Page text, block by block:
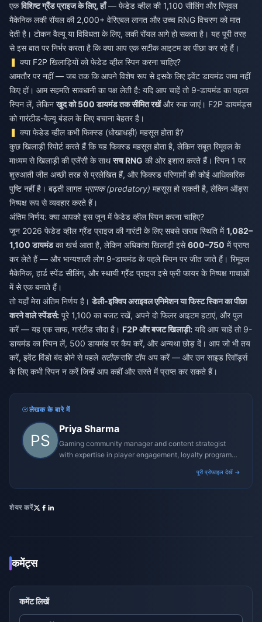
एकविशिष्ट ग्रैंड प्राइज के लिए, हाँ— फेडेड व्हील की 1,100 सीलिंग और रिमूवल
मैकेनिक लकी रॉयल की 2,000+ वेरिएबल लागत और उच्च RNG विचरण को मात
देती है। टोकन वैल्यू या विविधता के लिए, लकी रॉयल आगे हो सकता है। यह पूरी तरह
से इस बात पर निर्भर करता है कि क्या आप एक सटीक आइटम का पीछा कर रहे हैं।
क्या F2P खिलाड़ियों को फेडेड व्हील स्पिन करना चाहिए?
आमतौर पर नहीं — जब तक कि आपने विशेष रूप से इसके लिए इवेंट डायमंड जमा नहीं
किए हों। आम सहमति सावधानी का पक्ष लेती है: यदि आप चाहें तो 9-डायमंड का पहला
स्पिन लें, लेकिनखुद को 500 डायमंड तक सीमित रखेंऔर रुक जाएं। F2P डायमंड्स
को गारंटीड-वैल्यू बंडल के लिए बचाना बेहतर है।
क्या फेडेड व्हील कभी फिक्स्ड (धोखाधड़ी) महसूस होता है?
कुछ खिलाड़ी रिपोर्ट करते हैं कि यह फिक्स्ड महसूस होता है, लेकिन सबूत रिमूवल के
माध्यम से खिलाड़ी की एजेंसी के साथसच RNG की ओर इशारा करते हैं। स्पिन 1 पर
शुरुआती जीत अच्छी तरह से प्रलेखित हैं, और फिक्स्ड परिणामों की कोई आधिकारिक
पुष्टि नहीं है। बढ़ती लागत भ्रामक (predatory) महसूस हो सकती है, लेकिन ऑड्स
निष्पक्ष रूप से व्यवहार करते हैं।
अंतिम निर्णय: क्या आपको इस जून में फेडेड व्हील स्पिन करना चाहिए?
जून 2026 फेडेड व्हील ग्रैंड प्राइज की गारंटी के लिए सबसे खराब स्थिति में1,082–
1,100 डायमंडका खर्च आता है, लेकिन अधिकांश खिलाड़ी इसे600–750 में प्राप्त
कर लेते हैं — और भाग्यशाली लोग 9-डायमंड के पहले स्पिन पर जीत जाते हैं। रिमूवल
मैकेनिक, हार्ड स्पेंड सीलिंग, और स्थायी ग्रैंड प्राइज इसे फ्री फायर के निष्पक्ष गाचाओं
में से एक बनाते हैं।
तो यहाँ मेरा अंतिम निर्णय है।डेली-इक्विप अराइवल एनिमेशन या फिस्ट स्किन का पीछा
करने वाले स्पेंडर्स: पूरे 1,100 का बजट रखें, अपने दो फिलर आइटम हटाएं, और पुल
करें — यह एक साफ, गारंटीड सौदा है। F2P और बजट खिलाड़ी: यदि आप चाहें तो 9-
डायमंड का स्पिन लें, 500 डायमंड पर कैप करें, और अन्यथा छोड़ दें। आप जो भी तय
करें, इवेंट विंडो बंद होने से पहले सटीकराशि टॉप अप करें — और उन साइड रिवॉर्ड्स
के लिए कभी स्पिन न करें जिन्हें आप कहीं और सस्ते में प्राप्त कर सकते हैं।
लेखक के बारे में
Priya Sharma
Gaming community manager and content strategist
with expertise in player engagement, loyalty programs,
पूरी प्रोफ़ाइल देखें →
शेयर करें
कमेंट्स
कमेंट लिखें